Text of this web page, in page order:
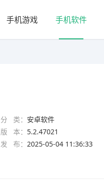
手机游戏 手机软件
分 类： 安卓软件
版 本： 5.2.47021
发 布： 2025-05-04 11:36:33